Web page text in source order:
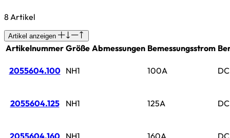
8 Artikel
Artikel anzeigen
Artikelnummer Größe Abmessungen Bemessungsstrom
2055604.100 NH1 100A
2055604.125 NH1 125A
2055604.160 NH1 160A